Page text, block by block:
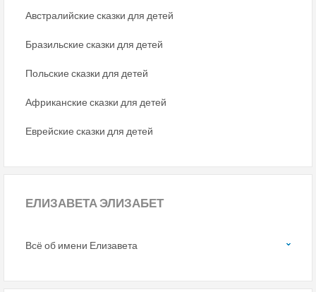
Австралийские сказки для детей
Бразильские сказки для детей
Польские сказки для детей
Африканские сказки для детей
Еврейские сказки для детей
ЕЛИЗАВЕТА ЭЛИЗАБЕТ
Всё об имени Елизавета